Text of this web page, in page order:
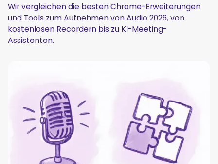
Wir vergleichen die besten Chrome-Erweiterungen
und Tools zum Aufnehmen von Audio 2026, von
kostenlosen Recordern bis zu KI-Meeting-
Assistenten.